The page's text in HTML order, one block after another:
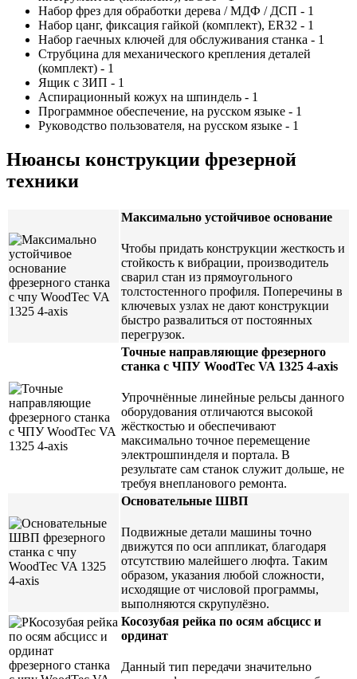
Набор фрез для обработки дерева / МДФ / ДСП - 1
Набор цанг, фиксация гайкой (комплект), ER32 - 1
Набор гаечных ключей для обслуживания станка - 1
Струбцина для механического крепления деталей
(комплект) - 1
Ящик с ЗИП - 1
Аспирационный кожух на шпиндель - 1
Программное обеспечение, на русском языке - 1
Руководство пользователя, на русском языке - 1
Нюансы конструкции фрезерной
техники
Максимально устойчивое основание
Чтобы придать конструкции жесткость и
стойкость к вибрации, производитель
сварил стан из прямоугольного
толстостенного профиля. Поперечины в
ключевых узлах не дают конструкции
быстро развалиться от постоянных
перегрузок.
Точные направляющие фрезерного
станка с ЧПУ WoodTec VA 1325 4-axis
Упрочнённые линейные рельсы данного
оборудования отличаются высокой
жёсткостью и обеспечивают
максимально точное перемещение
электрошпинделя и портала. В
результате сам станок служит дольше, не
требуя внепланового ремонта.
Основательные ШВП
Подвижные детали машины точно
движутся по оси аппликат, благодаря
отсутствию малейшего люфта. Таким
образом, указания любой сложности,
исходящие от числовой программы,
выполняются скрупулёзно.
Косозубая рейка по осям абсцисс и
ординат
Данный тип передачи значительно